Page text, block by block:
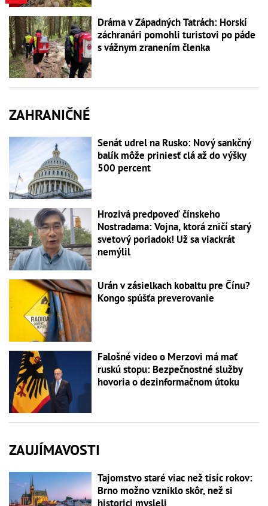
Dráma v Západných Tatrách: Horskí
záchranári pomohli turistovi po páde
s vážnym zranením členka
ZAHRANIČNÉ
Senát udrel na Rusko: Nový sankčný
balík môže priniesť clá až do výšky
500 percent
Hrozivá predpoveď čínskeho
Nostradama: Vojna, ktorá zničí starý
svetový poriadok! Už sa viackrát
nemýlil
Urán v zásielkach kobaltu pre Čínu?
Kongo spúšťa preverovanie
Falošné video o Merzovi má mať
ruskú stopu: Bezpečnostné služby
hovoria o dezinformačnom útoku
ZAUJÍMAVOSTI
Tajomstvo staré viac než tisíc rokov:
Brno možno vzniklo skôr, než si
historici mysleli